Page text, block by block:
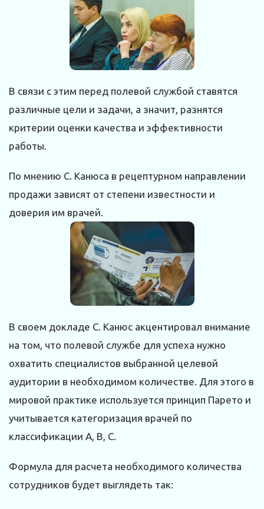
В связи с этим перед полевой службой ставятся
различные цели и задачи, а значит, разнятся
критерии оценки качества и эффективности
работы.
По мнению С. Канюса в рецептурном направлении
продажи зависят от степени известности и
доверия им врачей.
В своем докладе С. Канюс акцентировал внимание
на том, что полевой службе для успеха нужно
охватить специалистов выбранной целевой
аудитории в необходимом количестве. Для этого в
мировой практике используется принцип Парето и
учитывается категоризация врачей по
классификации А, В, С.
Формула для расчета необходимого количества
сотрудников будет выглядеть так: